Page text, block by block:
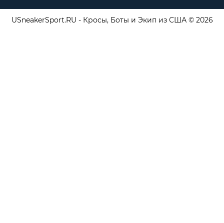
USneakerSport.RU - Кросы, Боты и Экип из США © 2026